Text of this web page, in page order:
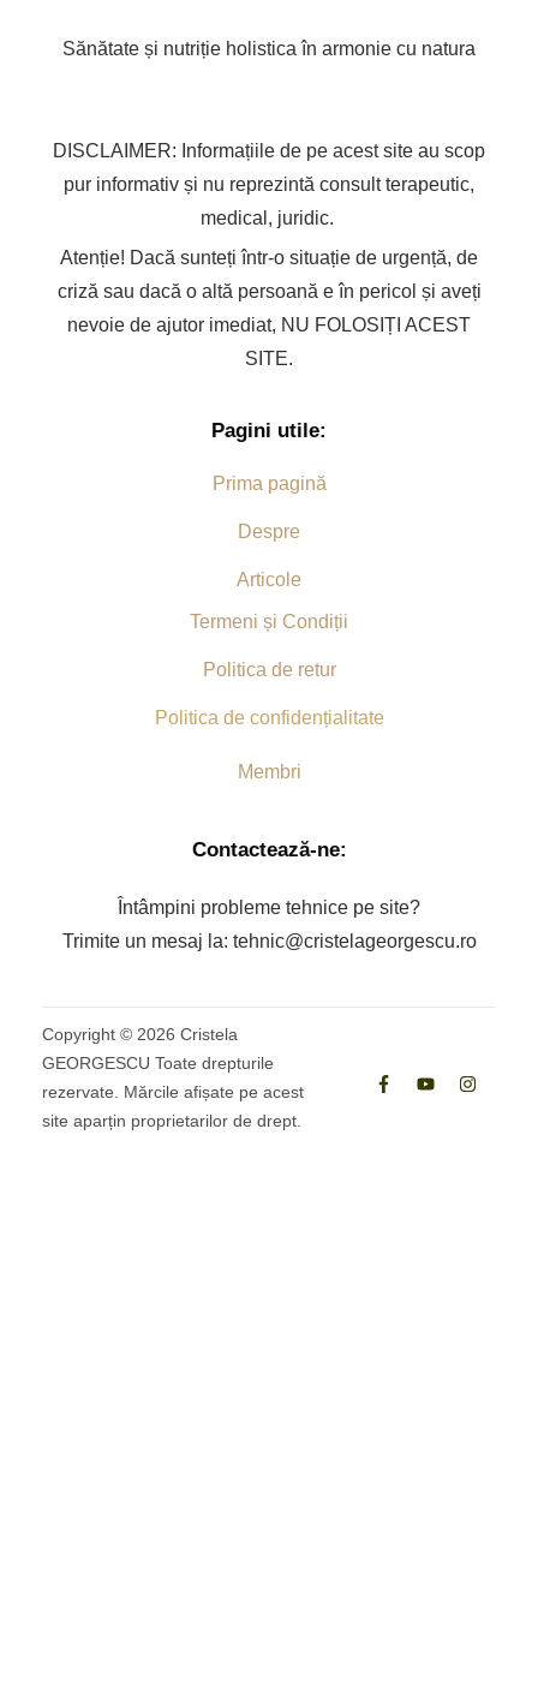
Sănătate și nutriție holistica în armonie cu natura
DISCLAIMER: Informațiile de pe acest site au scop
pur informativ și nu reprezintă consult terapeutic,
medical, juridic.
Atenție! Dacă sunteți într-o situație de urgență, de
criză sau dacă o altă persoană e în pericol și aveți
nevoie de ajutor imediat, NU FOLOSIȚI ACEST
SITE.
Pagini utile:
Prima pagină
Despre
Articole
Termeni și Condiții
Politica de retur
Politica de confidențialitate
Membri
Contactează-ne:
Întâmpini probleme tehnice pe site?
Trimite un mesaj la: tehnic@cristelageorgescu.ro
Copyright © 2026 Cristela
GEORGESCU Toate drepturile
rezervate. Mărcile afișate pe acest
site aparțin proprietarilor de drept.